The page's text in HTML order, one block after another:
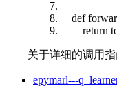
def
return
关于详细的调用指
epymarl---